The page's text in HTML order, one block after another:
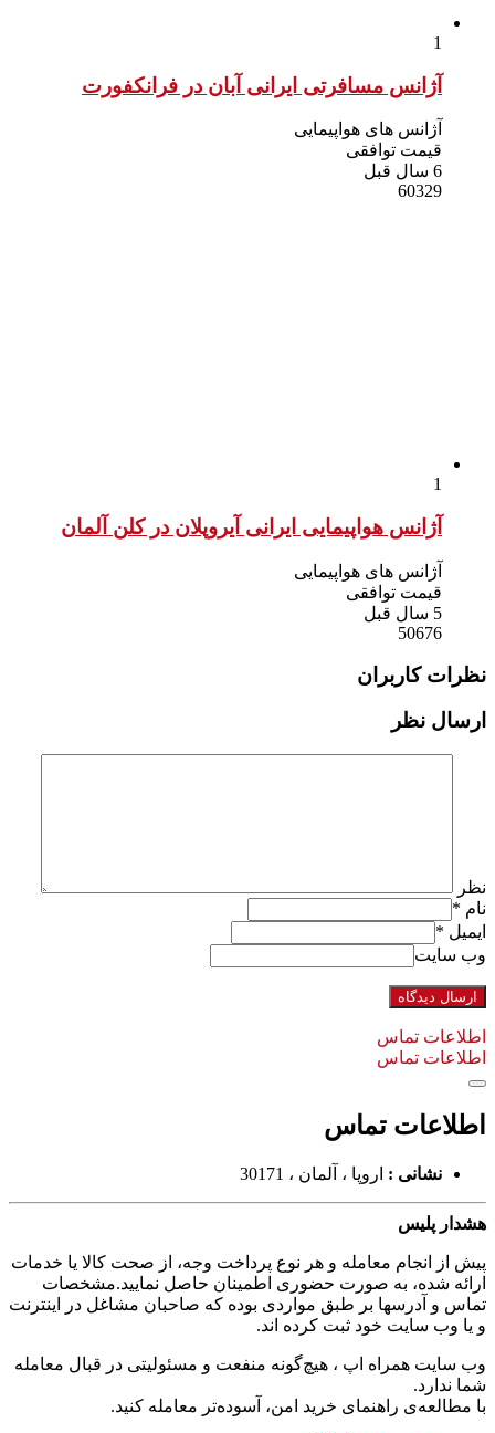
آژانس مسافرتی ایرانی آبان در فرانکفورت
آژانس های هواپیمایی
قیمت توافقی
60329
آژانس هواپیمایی ایرانی آیروپلان در کلن آلمان
آژانس های هواپیمایی
قیمت توافقی
50676
نظرات کاربران
ارسال نظر
نظر
نام*
ایمیل *
وب سایت
اطلاعات تماس
اطلاعات تماس
اطلاعات تماس
نشانی : اروپا ، آلمان ، 30171
هشدار پلیس
پیش از انجام معامله و هر نوع پرداخت وجه، از صحت کالا یا خدمات
ارائه شده، به صورت حضوری اطمینان حاصل نمایید.مشخصات
تماس و آدرسها بر طبق مواردی بوده که صاحبان مشاغل در اینترنت
و یا وب سایت خود ثبت کرده اند.
وب سایت همراه اپ ، هیچ‌گونه منفعت و مسئولیتی در قبال معامله
شما ندارد.
با مطالعه‌ی راهنمای خرید امن، آسوده‌تر معامله کنید.